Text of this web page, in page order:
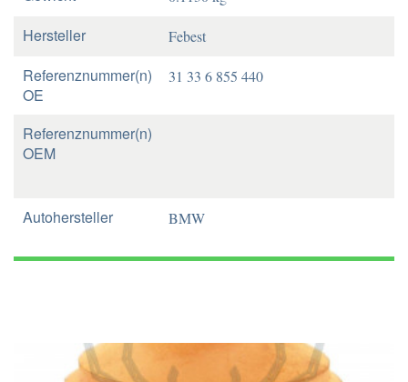
Hersteller Febest
Referenznummer(n)
OE
31 33 6 855 440
Referenznummer(n)
OEM
Autohersteller BMW